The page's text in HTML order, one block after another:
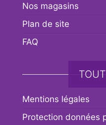
Nos magasins
Plan de site
FAQ
Mentions légales
Protection données